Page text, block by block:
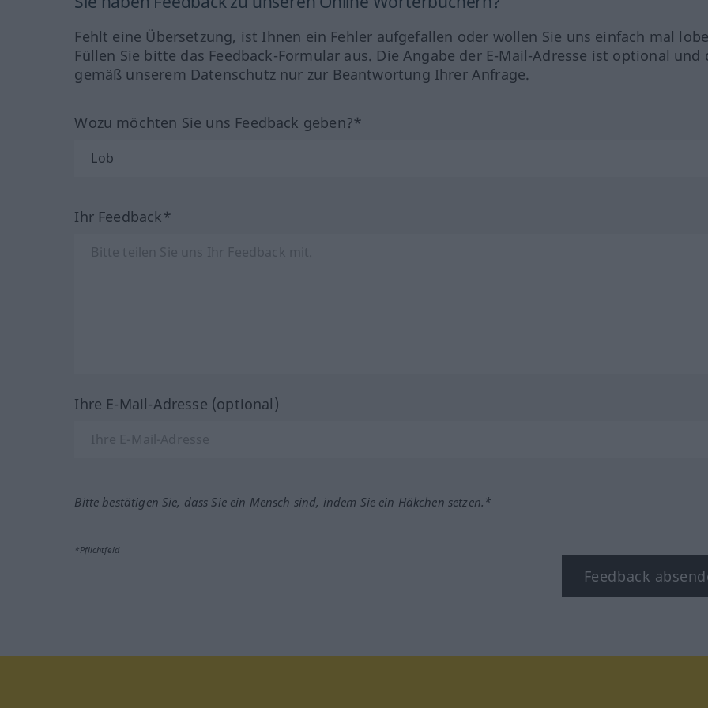
Fehlt eine Übersetzung, ist Ihnen ein Fehler aufgefallen oder wollen Sie uns einfach mal
Füllen Sie bitte das Feedback-Formular aus. Die Angabe der E-Mail-Adresse ist optional und
gemäß unserem Datenschutz nur zur Beantwortung Ihrer Anfrage.
Wozu möchten Sie uns Feedback geben?*
Ihr Feedback*
Ihre E-Mail-Adresse (optional)
Bitte bestätigen Sie, dass Sie ein Mensch sind, indem Sie ein Häkchen setzen.*
*Pflichtfeld
Feedback